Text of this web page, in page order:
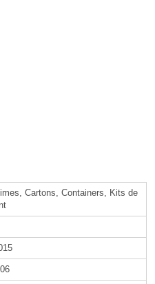
Cartons, Containers, Kits de